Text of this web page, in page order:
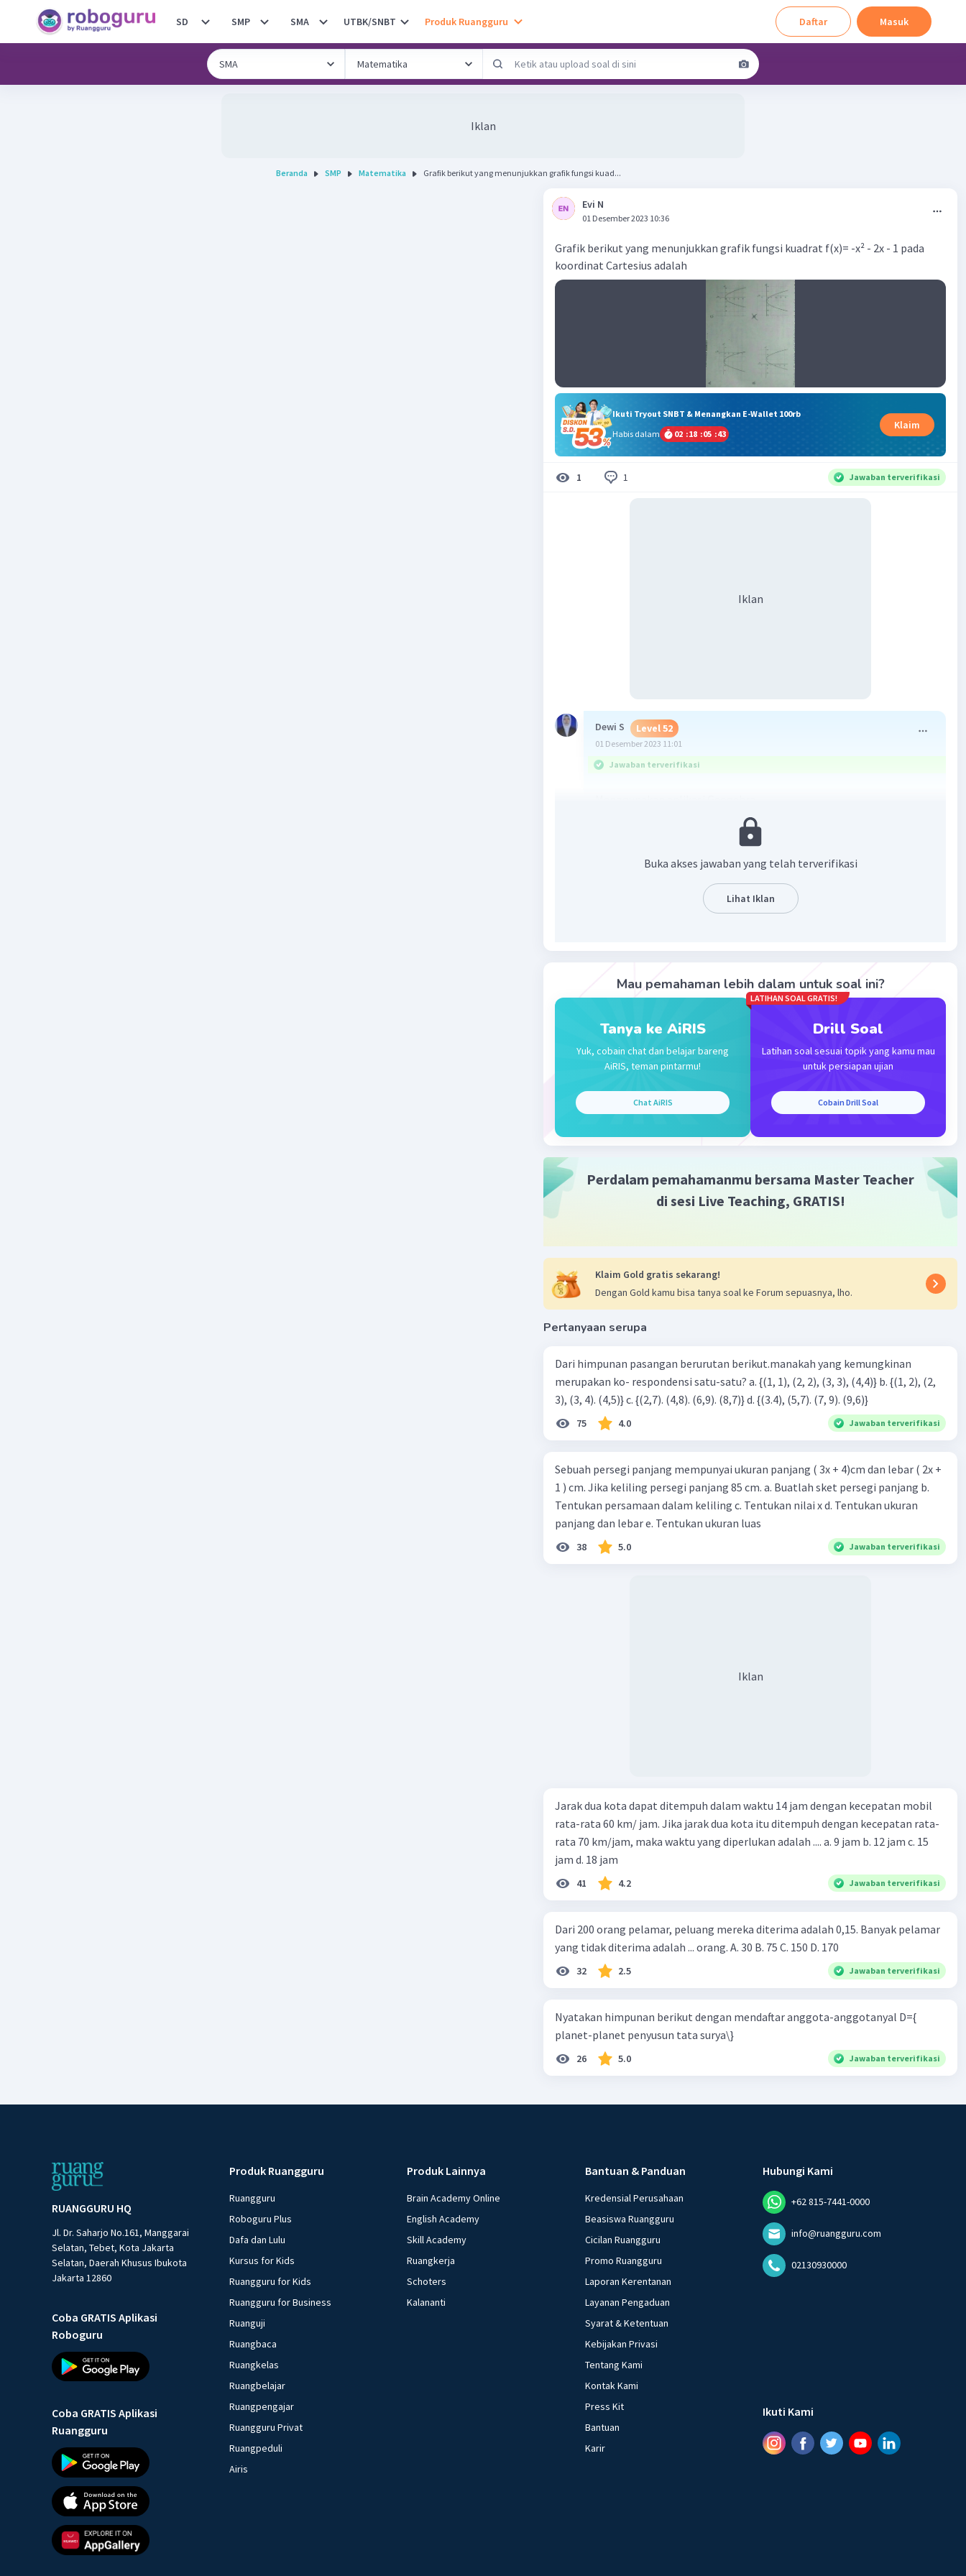
SD SMP SMA UTBK/SNBT Produk Ruangguru Daftar Masuk
Iklan
Beranda SMP Matematika Grafik berikut yang menunjukkan grafik fungsi kuad...
Evi N
01 Desember 2023 10:36
Grafik berikut yang menunjukkan grafik fungsi kuadrat f(x)= -x² - 2x - 1 pada
koordinat Cartesius adalah
Ikuti Tryout SNBT & Menangkan E-Wallet 100rb
Habis dalam
02 :18 :05 :42
Klaim
1 1 Jawaban terverifikasi
Iklan
Dewi S Level 52
01 Desember 2023 11:01
Jawaban terverifikasi
Buka akses jawaban yang telah terverifikasi
Lihat Iklan
Mau pemahaman lebih dalam untuk soal ini?
Tanya ke AiRIS
Yuk, cobain chat dan belajar bareng
AiRIS, teman pintarmu!
Chat AiRIS
LATIHAN SOAL GRATIS!
Drill Soal
Latihan soal sesuai topik yang kamu mau
untuk persiapan ujian
Cobain Drill Soal
Perdalam pemahamanmu bersama Master Teacher
di sesi Live Teaching, GRATIS!
Klaim Gold gratis sekarang!
Dengan Gold kamu bisa tanya soal ke Forum sepuasnya, lho.
Pertanyaan serupa
Dari himpunan pasangan berurutan berikut.manakah yang kemungkinan
merupakan ko- respondensi satu-satu? a. {(1, 1), (2, 2), (3, 3), (4,4)} b. {(1, 2), (2,
3), (3, 4). (4,5)} c. {(2,7). (4,8). (6,9). (8,7)} d. {(3.4), (5,7). (7, 9). (9,6)}
75 4.0 Jawaban terverifikasi
Sebuah persegi panjang mempunyai ukuran panjang ( 3x + 4)cm dan lebar ( 2x +
1 ) cm. Jika keliling persegi panjang 85 cm. a. Buatlah sket persegi panjang b.
Tentukan persamaan dalam keliling c. Tentukan nilai x d. Tentukan ukuran
panjang dan lebar e. Tentukan ukuran luas
38 5.0 Jawaban terverifikasi
Iklan
Jarak dua kota dapat ditempuh dalam waktu 14 jam dengan kecepatan mobil
rata-rata 60 km/ jam. Jika jarak dua kota itu ditempuh dengan kecepatan rata-
rata 70 km/jam, maka waktu yang diperlukan adalah .... a. 9 jam b. 12 jam c. 15
jam d. 18 jam
41 4.2 Jawaban terverifikasi
Dari 200 orang pelamar, peluang mereka diterima adalah 0,15. Banyak pelamar
yang tidak diterima adalah ... orang. A. 30 B. 75 C. 150 D. 170
32 2.5 Jawaban terverifikasi
Nyatakan himpunan berikut dengan mendaftar anggota-anggotanyal D={
planet-planet penyusun tata surya\}
26 5.0 Jawaban terverifikasi
RUANGGURU HQ
Jl. Dr. Saharjo No.161, Manggarai
Selatan, Tebet, Kota Jakarta
Selatan, Daerah Khusus Ibukota
Jakarta 12860
Coba GRATIS Aplikasi
Roboguru
Coba GRATIS Aplikasi
Ruangguru
Produk Ruangguru
Ruangguru
Roboguru Plus
Dafa dan Lulu
Kursus for Kids
Ruangguru for Kids
Ruangguru for Business
Ruanguji
Ruangbaca
Ruangkelas
Ruangbelajar
Ruangpengajar
Ruangguru Privat
Ruangpeduli
Airis
Produk Lainnya
Brain Academy Online
English Academy
Skill Academy
Ruangkerja
Schoters
Kalananti
Bantuan & Panduan
Kredensial Perusahaan
Beasiswa Ruangguru
Cicilan Ruangguru
Promo Ruangguru
Laporan Kerentanan
Layanan Pengaduan
Syarat & Ketentuan
Kebijakan Privasi
Tentang Kami
Kontak Kami
Press Kit
Bantuan
Karir
Hubungi Kami
+62 815-7441-0000
info@ruangguru.com
02130930000
Ikuti Kami